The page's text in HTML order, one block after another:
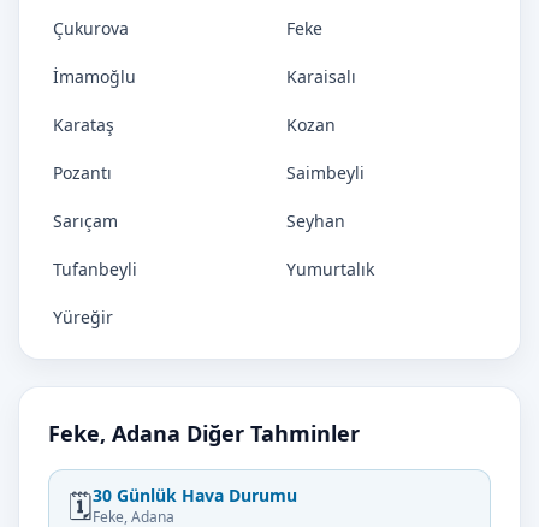
Çukurova Feke
İmamoğlu Karaisalı
Karataş Kozan
Pozantı Saimbeyli
Sarıçam Seyhan
Tufanbeyli Yumurtalık
Yüreğir
Feke, Adana Diğer Tahminler
🗓️30 Günlük Hava Durumu
Feke, Adana